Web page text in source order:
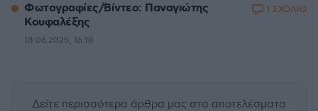
Φωτογραφίες/Βίντεο: Παναγιώτης
Κουφαλέξης
18.06.2025, 16:18
1 ΣΧΟΛΙΟ
Δείτε περισσότερα άρθρα μας στα αποτελέσματα